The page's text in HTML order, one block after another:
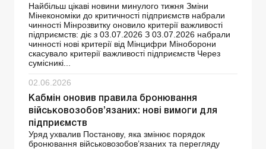
Найбільш цікаві новини минулого тижня Зміни
Мінекономіки до критичності підприємств набрали
чинності Мінрозвитку оновило критерії важливості
підприємств: діє з 03.07.2026 З 03.07.2026 набрали
чинності нові критерії від Мінцифри Міноборони
скасувало критерії важливості підприємств Через
сумісникі...
02.06.2026
Кабмін оновив правила бронювання
військовозобов’язаних: нові вимоги для
підприємств
Уряд ухвалив Постанову, яка змінює порядок
бронювання військовозобов’язаних та перегляду